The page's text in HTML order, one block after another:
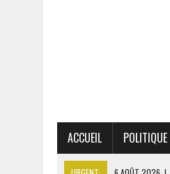
ACCUEIL POLITIQUE